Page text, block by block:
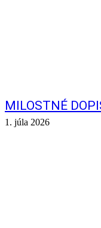
MILOSTNÉ
1. júla 2026